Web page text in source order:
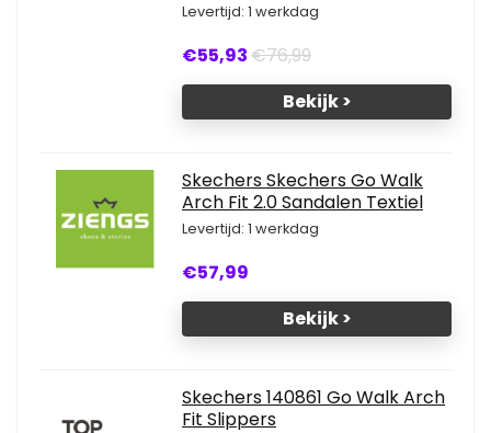
Levertijd: 1 werkdag
€55,93€76,99
Bekijk >
Skechers Skechers Go Walk
Arch Fit 2.0 Sandalen Textiel
Levertijd: 1 werkdag
€57,99
Bekijk >
Skechers 140861 Go Walk Arch
Fit Slippers